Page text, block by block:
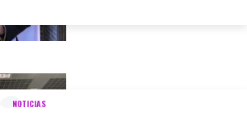
NOTICIAS